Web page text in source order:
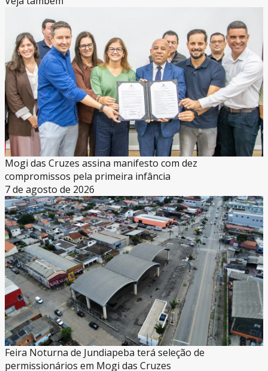
Mogi das Cruzes assina manifesto com dez
compromissos pela primeira infância
7 de agosto de 2026
Feira Noturna de Jundiapeba terá seleção de
permissionários em Mogi das Cruzes